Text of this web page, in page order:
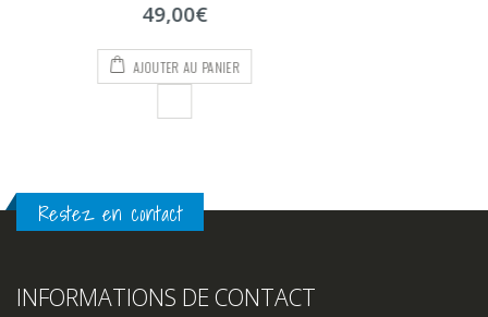
5
AJOUTER AU PANIER
Restez en contact
INFORMATIONS DE CONTACT